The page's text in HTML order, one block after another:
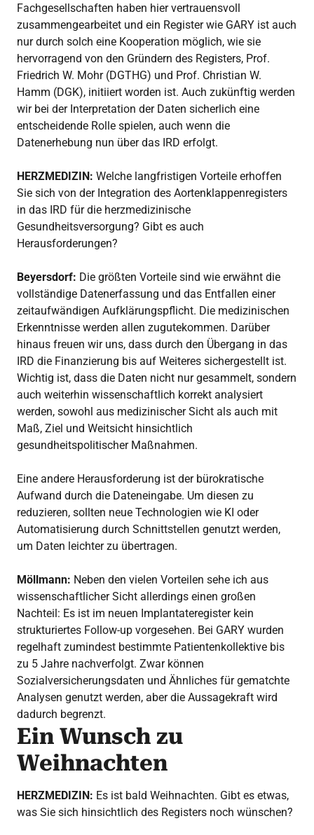
Fachgesellschaften haben hier vertrauensvoll
zusammengearbeitet und ein Register wie GARY ist auch
nur durch solch eine Kooperation möglich, wie sie
hervorragend von den Gründern des Registers, Prof.
Friedrich W. Mohr (DGTHG) und Prof. Christian W.
Hamm (DGK), initiiert worden ist. Auch zukünftig werden
wir bei der Interpretation der Daten sicherlich eine
entscheidende Rolle spielen, auch wenn die
Datenerhebung nun über das IRD erfolgt.
HERZMEDIZIN: Welche langfristigen Vorteile erhoffen
Sie sich von der Integration des Aortenklappenregisters
in das IRD für die herzmedizinische
Gesundheitsversorgung? Gibt es auch
Herausforderungen?
Beyersdorf: Die größten Vorteile sind wie erwähnt die
vollständige Datenerfassung und das Entfallen einer
zeitaufwändigen Aufklärungspflicht. Die medizinischen
Erkenntnisse werden allen zugutekommen. Darüber
hinaus freuen wir uns, dass durch den Übergang in das
IRD die Finanzierung bis auf Weiteres sichergestellt ist.
Wichtig ist, dass die Daten nicht nur gesammelt, sondern
auch weiterhin wissenschaftlich korrekt analysiert
werden, sowohl aus medizinischer Sicht als auch mit
Maß, Ziel und Weitsicht hinsichtlich
gesundheitspolitischer Maßnahmen.
Eine andere Herausforderung ist der bürokratische
Aufwand durch die Dateneingabe. Um diesen zu
reduzieren, sollten neue Technologien wie KI oder
Automatisierung durch Schnittstellen genutzt werden,
um Daten leichter zu übertragen.
Möllmann: Neben den vielen Vorteilen sehe ich aus
wissenschaftlicher Sicht allerdings einen großen
Nachteil: Es ist im neuen Implantateregister kein
strukturiertes Follow-up vorgesehen. Bei GARY wurden
regelhaft zumindest bestimmte Patientenkollektive bis
zu 5 Jahre nachverfolgt. Zwar können
Sozialversicherungsdaten und Ähnliches für gematchte
Analysen genutzt werden, aber die Aussagekraft wird
dadurch begrenzt.
Ein Wunsch zu
Weihnachten
HERZMEDIZIN: Es ist bald Weihnachten. Gibt es etwas,
was Sie sich hinsichtlich des Registers noch wünschen?